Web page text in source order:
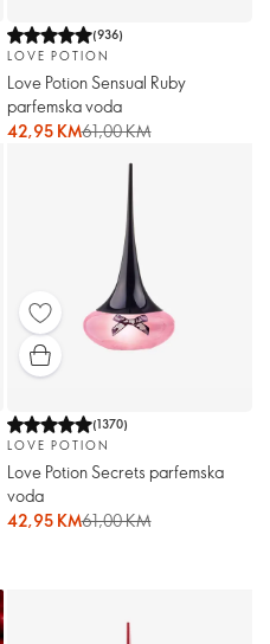
(936)
LOVE POTION
Love Potion Sensual Ruby
parfemska voda
42,95 KM61,00 KM
(1370)
LOVE POTION
Love Potion Secrets parfemska
voda
42,95 KM61,00 KM